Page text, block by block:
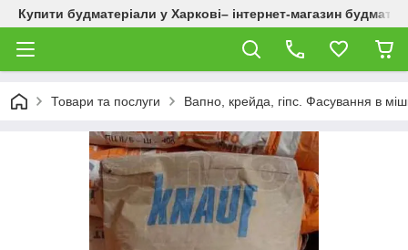
Купити будматеріали у Харкові– інтернет-магазин
Товари та послуги Вапно, крейда, гіпс. Фасування в